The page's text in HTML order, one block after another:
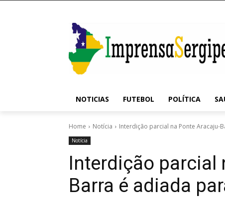
NOTICIAS FUTEBOL POLÍTICA
Home Notícia Interdição parcial na Ponte Aracaju-
Notícia
Interdição parcial
Barra é adiada